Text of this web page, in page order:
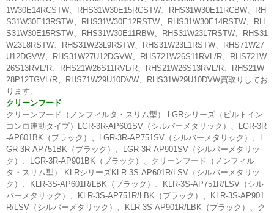
1W30E14RCSTW、RHS31W30E15RCSTW、RHS31W30E11RCBW、RH
S31W30E13RSTW、RHS31W30E12RSTW、RHS31W30E14RSTW、RH
S31W30E15RSTW、RHS31W30E11RBW、RHS31W23L7RSTW、RHS31
W23L8RSTW、RHS31W23L9RSTW、RHS31W23L1RSTW、RHS71W27
U12DGVW、RHS31W27U12DGVW、RHS721W26S11RVL/R、RHS721W
26S13RVL/R、RHS21W26S11RVL/R、RHS21W26S13RVL/R、RHS21W
28P12TGVL/R、RHS71W29U10DVW、RHS31W29U10DVW買取りしてお
ります。
クリーンフード
クリーンフード（ノンフィルタ・スリム型） LGRシリーズ（ビルトイン
コンロ連動タイプ）LGR-3R-AP601SV（シルバーメタリック）、LGR-3R
-AP601BK（ブラック）、LGR-3R-AP751SV（シルバーメタリック）、L
GR-3R-AP751BK（ブラック）、LGR-3R-AP901SV（シルバーメタリッ
ク）、LGR-3R-AP901BK（ブラック）、クリーンフード（ノンフィル
タ・スリム型） KLRシリーズKLR-3S-AP601R/LSV（シルバーメタリッ
ク）、KLR-3S-AP601R/LBK（ブラック）、KLR-3S-AP751R/LSV（シル
バーメタリック）、KLR-3S-AP751R/LBK（ブラック）、KLR-3S-AP901
R/LSV（シルバーメタリック）、KLR-3S-AP901R/LBK（ブラック）、ク